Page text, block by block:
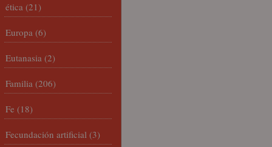
ética (21)
Europa (6)
Eutanasia (2)
Familia (206)
Fe (18)
Fecundación artificial (3)